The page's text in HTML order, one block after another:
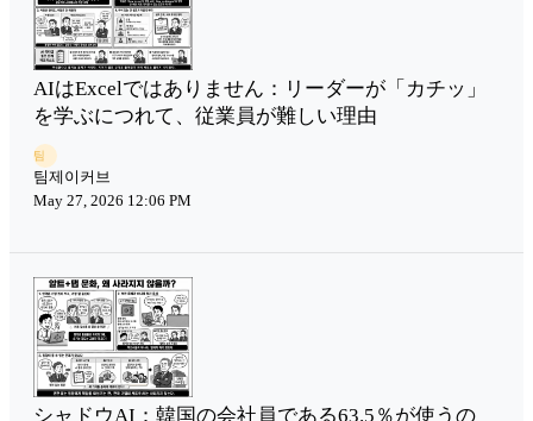
AIはExcelではありません：リーダーが「カチッ」
を学ぶにつれて、従業員が難しい理由
팀
팀제이커브
May 27, 2026 12:06 PM
シャドウAI：韓国の会社員である63.5％が使うの